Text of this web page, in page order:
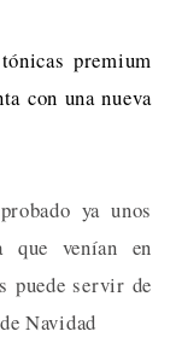
premium
con una nueva
ya unos
que venían en
puede servir de
Navidad